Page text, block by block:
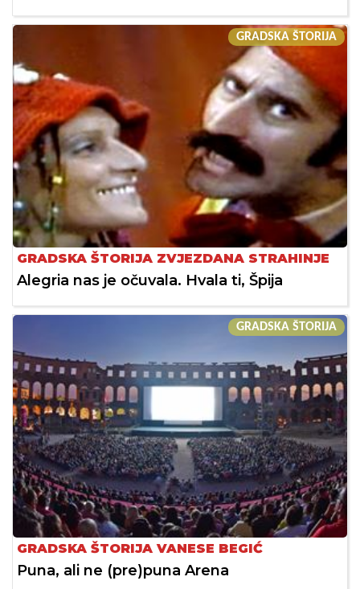
GRADSKA ŠTORIJA
GRADSKA ŠTORIJA ZVJEZDANA STRAHINJE
Alegria nas je očuvala. Hvala ti, Špija
GRADSKA ŠTORIJA
GRADSKA ŠTORIJA VANESE BEGIĆ
Puna, ali ne (pre)puna Arena